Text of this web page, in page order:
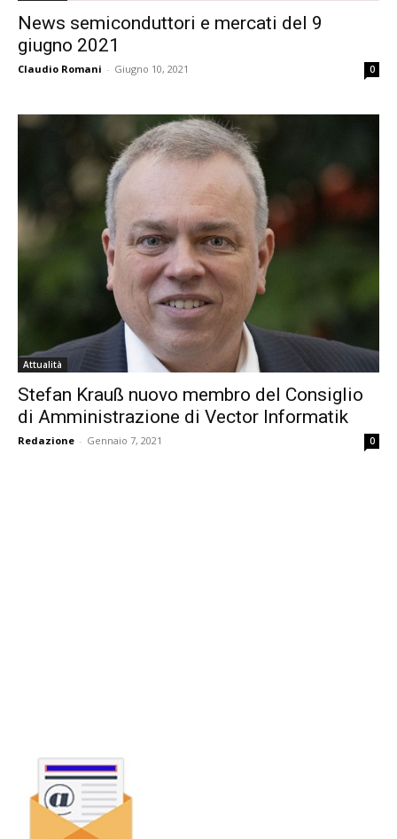
News semiconduttori e mercati del 9
giugno 2021
Claudio Romani - Giugno 10, 2021 0
Attualità
Stefan Krauß nuovo membro del Consiglio
di Amministrazione di Vector Informatik
Redazione - Gennaio 7, 2021 0